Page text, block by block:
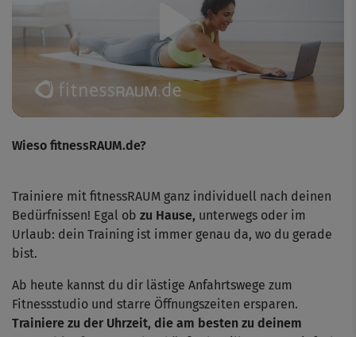
Wieso fitnessRAUM.de?
Trainiere mit fitnessRAUM ganz individuell nach deinen
Bedürfnissen! Egal ob zu Hause, unterwegs oder im
Urlaub: dein Training ist immer genau da, wo du gerade
bist.
Ab heute kannst du dir lästige Anfahrtswege zum
Fitnessstudio und starre Öffnungszeiten ersparen.
Trainiere zu der Uhrzeit, die am besten zu deinem
Play
Video